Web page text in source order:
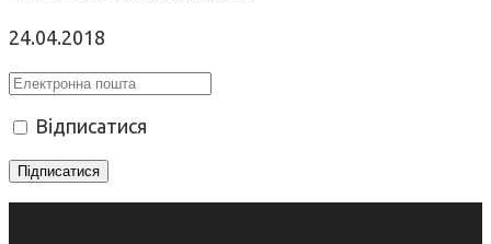
24.04.2018
Відписатися